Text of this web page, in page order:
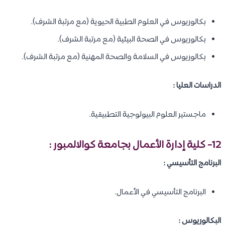
بكالوريوس في العلوم الطبية الحيوية (مع مرتبة الشرف).
بكالوريوس في الصحة البيئية (مع مرتبة الشرف).
بكالوريوس في السلامة والصحة المهنية (مع مرتبة الشرف).
الدراسات العليا :
ماجستير العلوم البيولوجية التطبيقية.
12- كلية إدارة الأعمال بجامعة كوالالمبور :
البرنامج التأسيسي :
البرنامج التأسيسي في الأعمال.
البكالوريوس :